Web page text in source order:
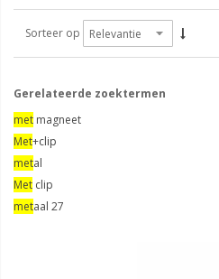
Sorteer op
Gerelateerde zoektermen
met magneet
Met+clip
metal
Met clip
metaal 27